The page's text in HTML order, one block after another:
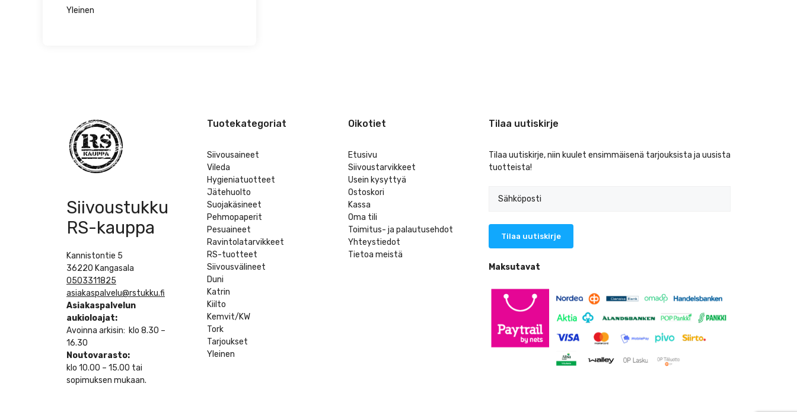
Yleinen
Siivoustukku
RS-kauppa
Kannistontie 5
36220 Kangasala
0503311825
asiakaspalvelu@rstukku.fi
Asiakaspalvelun
aukioloajat:
Avoinna arkisin: klo 8.30 –
16.30
Noutovarasto:
klo 10.00 – 15.00 tai
sopimuksen mukaan.
Tuotekategoriat
Siivousaineet
Vileda
Hygieniatuotteet
Jätehuolto
Suojakäsineet
Pehmopaperit
Pesuaineet
Ravintolatarvikkeet
RS-tuotteet
Siivousvälineet
Duni
Katrin
Kiilto
Kemvit/KW
Tork
Tarjoukset
Yleinen
Oikotiet
Etusivu
Siivoustarvikkeet
Usein kysyttyä
Ostoskori
Kassa
Oma tili
Toimitus- ja palautusehdot
Yhteystiedot
Tietoa meistä
Tilaa uutiskirje
Tilaa uutiskirje, niin kuulet ensimmäisenä tarjouksista ja uusista
tuotteista!
Maksutavat